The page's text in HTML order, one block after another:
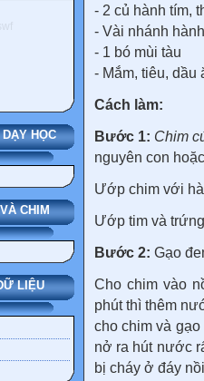
HỌC
CHIM
LIỆU
- 2 củ hành tím,
- Vài nhánh
- 1 bó mùi tàu
- Mắm, tiêu, dầu
Cách làm:
Bước 1: Chim
nguyên con
Ướp chim với
Ướp tim và
Bước 2: Gạo
Cho chim vào
phút thì thêm
cho chim và
nở ra hút nước
bị cháy ở đáy